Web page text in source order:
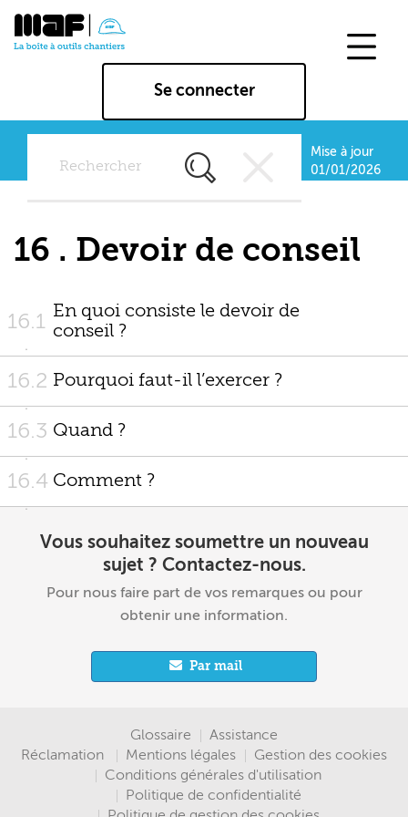
contenu
Se connecter
Rechercher
chapitres
les
Mise à jour
01/01/2026
16 . Devoir de conseil
16.1 En quoi consiste le devoir de
conseil ?
16.2 Pourquoi faut-il l’exercer ?
16.3 Quand ?
16.4 Comment ?
Vous souhaitez soumettre un nouveau
sujet ? Contactez-nous.
Pour nous faire part de vos remarques ou pour
obtenir une information.
Par mail
Menu
Glossaire
Assistance
Réclamation
Mentions légales
Gestion des cookies
Conditions générales d'utilisation
Politique de confidentialité